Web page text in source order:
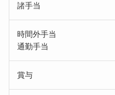
諸手当
時間外手当
通勤手当
賞与